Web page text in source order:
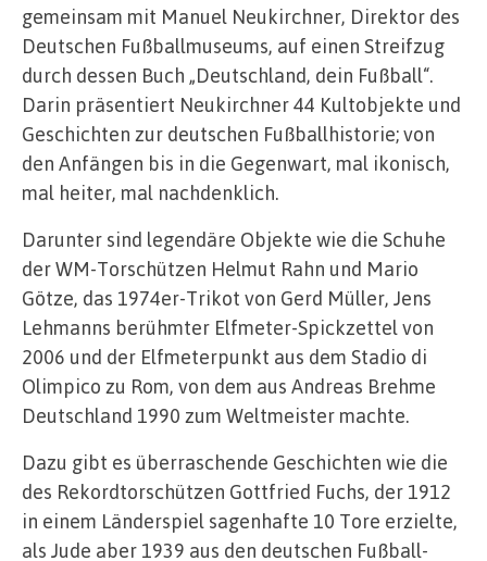
gemeinsam mit Manuel Neukirchner, Direktor des
Deutschen Fußballmuseums, auf einen Streifzug
durch dessen Buch „Deutschland, dein Fußball“.
Darin präsentiert Neukirchner 44 Kultobjekte und
Geschichten zur deutschen Fußballhistorie; von
den Anfängen bis in die Gegenwart, mal ikonisch,
mal heiter, mal nachdenklich.
Darunter sind legendäre Objekte wie die Schuhe
der WM-Torschützen Helmut Rahn und Mario
Götze, das 1974er-Trikot von Gerd Müller, Jens
Lehmanns berühmter Elfmeter-Spickzettel von
2006 und der Elfmeterpunkt aus dem Stadio di
Olimpico zu Rom, von dem aus Andreas Brehme
Deutschland 1990 zum Weltmeister machte.
Dazu gibt es überraschende Geschichten wie die
des Rekordtorschützen Gottfried Fuchs, der 1912
in einem Länderspiel sagenhafte 10 Tore erzielte,
als Jude aber 1939 aus den deutschen Fußball-